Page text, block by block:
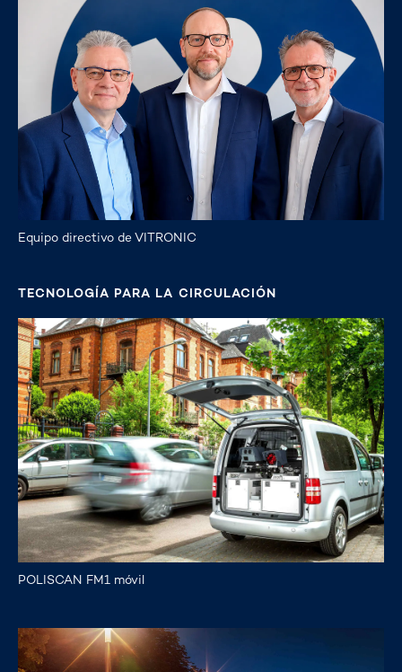
Equipo directivo de VITRONIC
TECNOLOGÍA PARA LA CIRCULACIÓN
POLISCAN FM1 móvil